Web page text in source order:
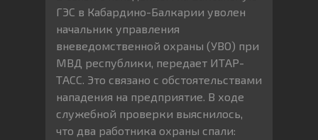
ГЭС в Кабардино-Балкарии уволен
начальник управления
вневедомственной охраны (УВО) при
МВД республики, передает ИТАР-
ТАСС. Это связано с обстоятельствами
нападения на предприятие. В ходе
служебной проверки выяснилось,
что два работника охраны спали: